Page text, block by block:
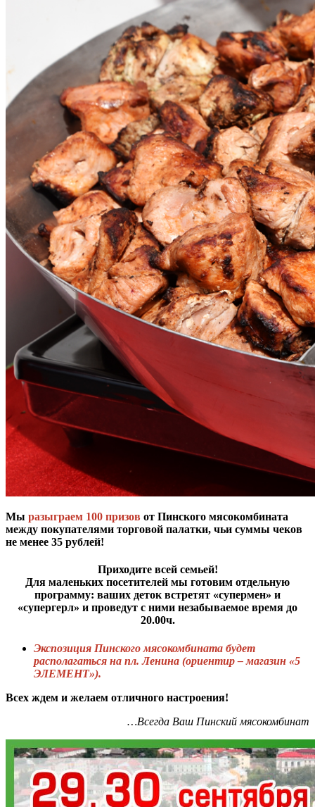
Мы разыграем 100 призов от Пинского мясокомбината
между покупателями торговой палатки, чьи суммы чеков
не менее 35 рублей!
Приходите всей семьей!
Для маленьких посетителей мы готовим отдельную
программу: ваших деток встретят «супермен» и
«супергерл» и проведут с ними незабываемое время до
20.00ч.
Экспозиция Пинского мясокомбината будет
располагаться на пл. Ленина (ориентир – магазин «5
ЭЛЕМЕНТ»).
Всех ждем и желаем отличного настроения!
…Всегда Ваш Пинский мясокомбинат